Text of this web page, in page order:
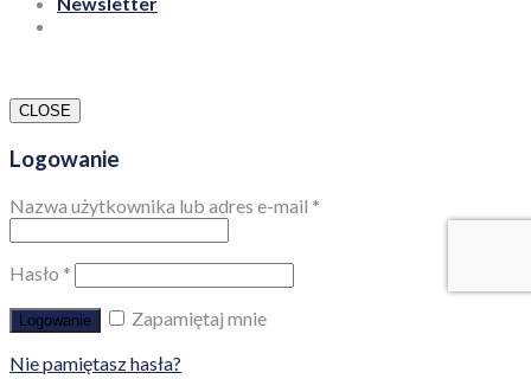
CLOSE
Logowanie
Nazwa użytkownika lub adres e-mail *
Hasło *
Logowanie
Zapamiętaj mnie
Nie pamiętasz hasła?